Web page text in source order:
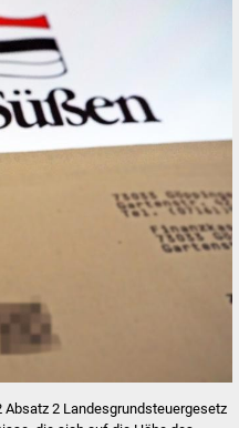
2 Landesgrundsteuergesetz